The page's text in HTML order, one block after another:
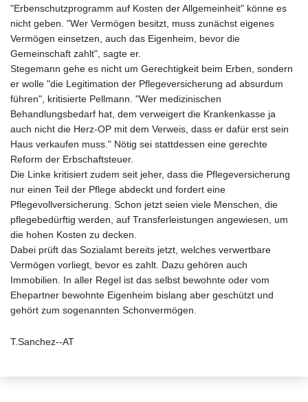
"Erbenschutzprogramm auf Kosten der Allgemeinheit" könne es
nicht geben. "Wer Vermögen besitzt, muss zunächst eigenes
Vermögen einsetzen, auch das Eigenheim, bevor die
Gemeinschaft zahlt", sagte er.
Stegemann gehe es nicht um Gerechtigkeit beim Erben, sondern
er wolle "die Legitimation der Pflegeversicherung ad absurdum
führen", kritisierte Pellmann. "Wer medizinischen
Behandlungsbedarf hat, dem verweigert die Krankenkasse ja
auch nicht die Herz-OP mit dem Verweis, dass er dafür erst sein
Haus verkaufen muss." Nötig sei stattdessen eine gerechte
Reform der Erbschaftsteuer.
Die Linke kritisiert zudem seit jeher, dass die Pflegeversicherung
nur einen Teil der Pflege abdeckt und fordert eine
Pflegevollversicherung. Schon jetzt seien viele Menschen, die
pflegebedürftig werden, auf Transferleistungen angewiesen, um
die hohen Kosten zu decken.
Dabei prüft das Sozialamt bereits jetzt, welches verwertbare
Vermögen vorliegt, bevor es zahlt. Dazu gehören auch
Immobilien. In aller Regel ist das selbst bewohnte oder vom
Ehepartner bewohnte Eigenheim bislang aber geschützt und
gehört zum sogenannten Schonvermögen.
T.Sanchez--AT